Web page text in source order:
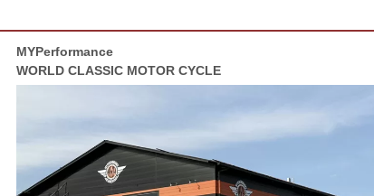
MYPerformance
WORLD CLASSIC MOTOR CYCLE